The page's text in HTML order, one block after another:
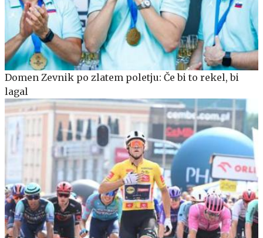
Domen Zevnik po zlatem poletju: Če bi to rekel, bi
lagal